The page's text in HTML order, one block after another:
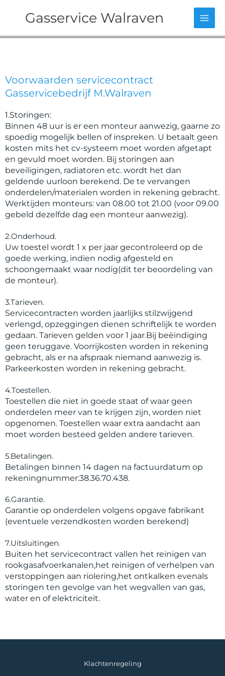
inhoud
Gasservice Walraven
Voorwaarden servicecontract
Gasservicebedrijf M.Walraven
1.Storingen:
Binnen 48 uur is er een monteur aanwezig, gaarne zo
spoedig mogelijk bellen of inspreken. U betaalt geen
kosten mits het cv-systeem moet worden afgetapt
en gevuld moet worden. Bij storingen aan
beveiligingen, radiatoren etc. wordt het dan
geldende uurloon berekend. De te vervangen
onderdelen/materialen worden in rekening gebracht.
Werktijden monteurs: van 08.00 tot 21.00 (voor 09.00
gebeld dezelfde dag een monteur aanwezig).
2.Onderhoud.
Uw toestel wordt 1 x per jaar gecontroleerd op de
goede werking, indien nodig afgesteld en
schoongemaakt waar nodig(dit ter beoordeling van
de monteur).
3.Tarieven.
Servicecontracten worden jaarlijks stilzwijgend
verlengd, opzeggingen dienen schriftelijk te worden
gedaan. Tarieven gelden voor 1 jaar.Bij beëindiging
geen teruggave. Voorrijkosten worden in rekening
gebracht, als er na afspraak niemand aanwezig is.
Parkeerkosten worden in rekening gebracht.
4.Toestellen.
Toestellen die niet in goede staat of waar geen
onderdelen meer van te krijgen zijn, worden niet
opgenomen. Toestellen waar extra aandacht aan
moet worden besteed gelden andere tarieven.
5.Betalingen.
Betalingen binnen 14 dagen na factuurdatum op
rekeningnummer:38.36.70.438.
6.Garantie.
Garantie op onderdelen volgens opgave fabrikant
(eventuele verzendkosten worden berekend)
7.Uitsluitingen.
Buiten het servicecontract vallen het reinigen van
rookgasafvoerkanalen,het reinigen of verhelpen van
verstoppingen aan riolering,het ontkalken evenals
storingen ten gevolge van het wegvallen van gas,
water en of elektriciteit.
Klachtenregeling